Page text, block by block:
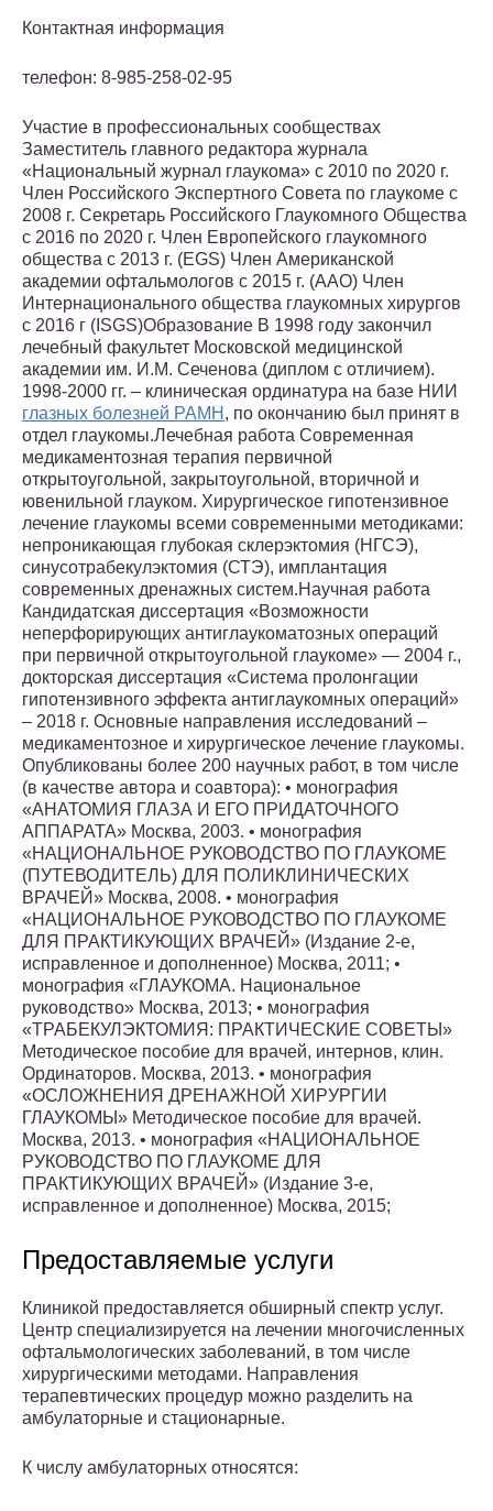
Контактная информация
телефон: 8-985-258-02-95
Участие в профессиональных сообществах
Заместитель главного редактора журнала
«Национальный журнал глаукома» с 2010 по 2020 г.
Член Российского Экспертного Совета по глаукоме с
2008 г. Секретарь Российского Глаукомного Общества
с 2016 по 2020 г. Член Европейского глаукомного
общества с 2013 г. (EGS) Член Американской
академии офтальмологов с 2015 г. (AAO) Член
Интернационального общества глаукомных хирургов
с 2016 г (ISGS)Образование В 1998 году закончил
лечебный факультет Московской медицинской
академии им. И.М. Сеченова (диплом с отличием).
1998-2000 гг. – клиническая ординатура на базе НИИ
глазных болезней РАМН , по окончанию был принят в
отдел глаукомы.Лечебная работа Современная
медикаментозная терапия первичной
открытоугольной, закрытоугольной, вторичной и
ювенильной глауком. Хирургическое гипотензивное
лечение глаукомы всеми современными методиками:
непроникающая глубокая склерэктомия (НГСЭ),
синусотрабекулэктомия (СТЭ), имплантация
современных дренажных систем.Научная работа
Кандидатская диссертация «Возможности
неперфорирующих антиглаукоматозных операций
при первичной открытоугольной глаукоме» — 2004 г.,
докторская диссертация «Система пролонгации
гипотензивного эффекта антиглаукомных операций»
– 2018 г. Основные направления исследований –
медикаментозное и хирургическое лечение глаукомы.
Опубликованы более 200 научных работ, в том числе
(в качестве автора и соавтора): • монография
«АНАТОМИЯ ГЛАЗА И ЕГО ПРИДАТОЧНОГО
АППАРАТА» Москва, 2003. • монография
«НАЦИОНАЛЬНОЕ РУКОВОДСТВО ПО ГЛАУКОМЕ
(ПУТЕВОДИТЕЛЬ) ДЛЯ ПОЛИКЛИНИЧЕСКИХ
ВРАЧЕЙ» Москва, 2008. • монография
«НАЦИОНАЛЬНОЕ РУКОВОДСТВО ПО ГЛАУКОМЕ
ДЛЯ ПРАКТИКУЮЩИХ ВРАЧЕЙ» (Издание 2-е,
исправленное и дополненное) Москва, 2011; •
монография «ГЛАУКОМА. Национальное
руководство» Москва, 2013; • монография
«ТРАБЕКУЛЭКТОМИЯ: ПРАКТИЧЕСКИЕ СОВЕТЫ»
Методическое пособие для врачей, интернов, клин.
Ординаторов. Москва, 2013. • монография
«ОСЛОЖНЕНИЯ ДРЕНАЖНОЙ ХИРУРГИИ
ГЛАУКОМЫ» Методическое пособие для врачей.
Москва, 2013. • монография «НАЦИОНАЛЬНОЕ
РУКОВОДСТВО ПО ГЛАУКОМЕ ДЛЯ
ПРАКТИКУЮЩИХ ВРАЧЕЙ» (Издание 3-е,
исправленное и дополненное) Москва, 2015;
Предоставляемые услуги
Клиникой предоставляется обширный спектр услуг.
Центр специализируется на лечении многочисленных
офтальмологических заболеваний, в том числе
хирургическими методами. Направления
терапевтических процедур можно разделить на
амбулаторные и стационарные.
К числу амбулаторных относятся: